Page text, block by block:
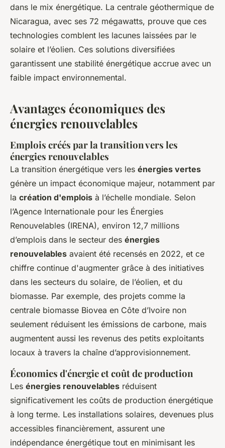
dans le mix énergétique. La centrale géothermique de
Nicaragua, avec ses 72 mégawatts, prouve que ces
technologies comblent les lacunes laissées par le
solaire et l’éolien. Ces solutions diversifiées
garantissent une stabilité énergétique accrue avec un
faible impact environnemental.
Avantages économiques des
énergies renouvelables
Emplois créés par la transition vers les
énergies renouvelables
La transition énergétique vers les énergies vertes
génère un impact économique majeur, notamment par
la création d'emplois à l’échelle mondiale. Selon
l’Agence Internationale pour les Énergies
Renouvelables (IRENA), environ 12,7 millions
d’emplois dans le secteur des énergies
renouvelables avaient été recensés en 2022, et ce
chiffre continue d'augmenter grâce à des initiatives
dans les secteurs du solaire, de l’éolien, et du
biomasse. Par exemple, des projets comme la
centrale biomasse Biovea en Côte d’Ivoire non
seulement réduisent les émissions de carbone, mais
augmentent aussi les revenus des petits exploitants
locaux à travers la chaîne d’approvisionnement.
Économies d'énergie et coût de production
Les énergies renouvelables réduisent
significativement les coûts de production énergétique
à long terme. Les installations solaires, devenues plus
accessibles financièrement, assurent une
indépendance énergétique tout en minimisant les